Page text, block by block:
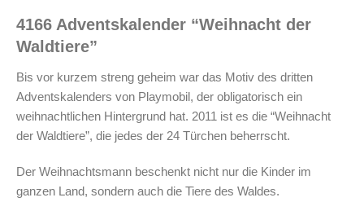
4166 Adventskalender “Weihnacht der
Waldtiere”
Bis vor kurzem streng geheim war das Motiv des dritten
Adventskalenders von Playmobil, der obligatorisch ein
weihnachtlichen Hintergrund hat. 2011 ist es die “Weihnacht
der Waldtiere”, die jedes der 24 Türchen beherrscht.
Der Weihnachtsmann beschenkt nicht nur die Kinder im
ganzen Land, sondern auch die Tiere des Waldes.